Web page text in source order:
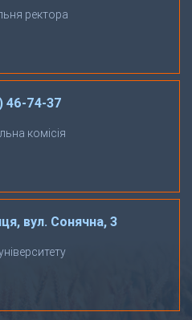
ректора
46-74-37
комісія
вул. Сонячна, 3